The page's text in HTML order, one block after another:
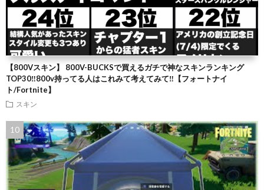
【800Vスキン】 800V-BUCKSで買えるガチで神なスキンランキング
TOP30‼️800v持ってる人はこれみて考えてみて‼️【フォートナイ
ト/Fortnite】
スキン